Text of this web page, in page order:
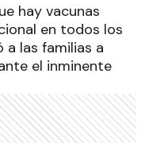
hay vacunas
en todos los
las familias a
el inminente